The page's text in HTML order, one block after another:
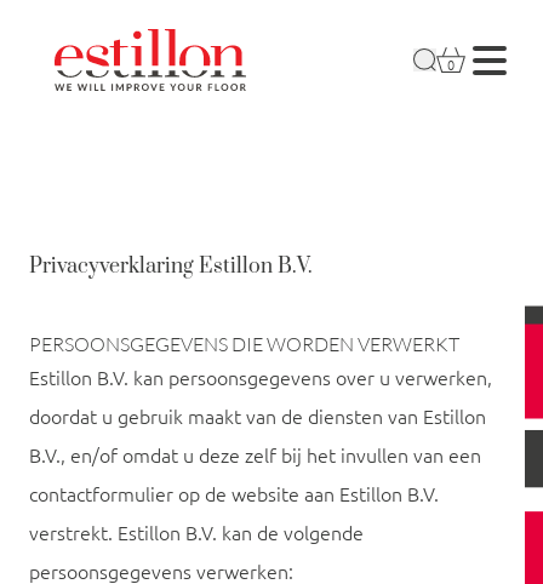
0
Privacyverklaring Estillon B.V.
PERSOONSGEGEVENS DIE WORDEN VERWERKT
Estillon B.V. kan persoonsgegevens over u verwerken,
doordat u gebruik maakt van de diensten van Estillon
B.V., en/of omdat u deze zelf bij het invullen van een
contactformulier op de website aan Estillon B.V.
verstrekt. Estillon B.V. kan de volgende
persoonsgegevens verwerken: